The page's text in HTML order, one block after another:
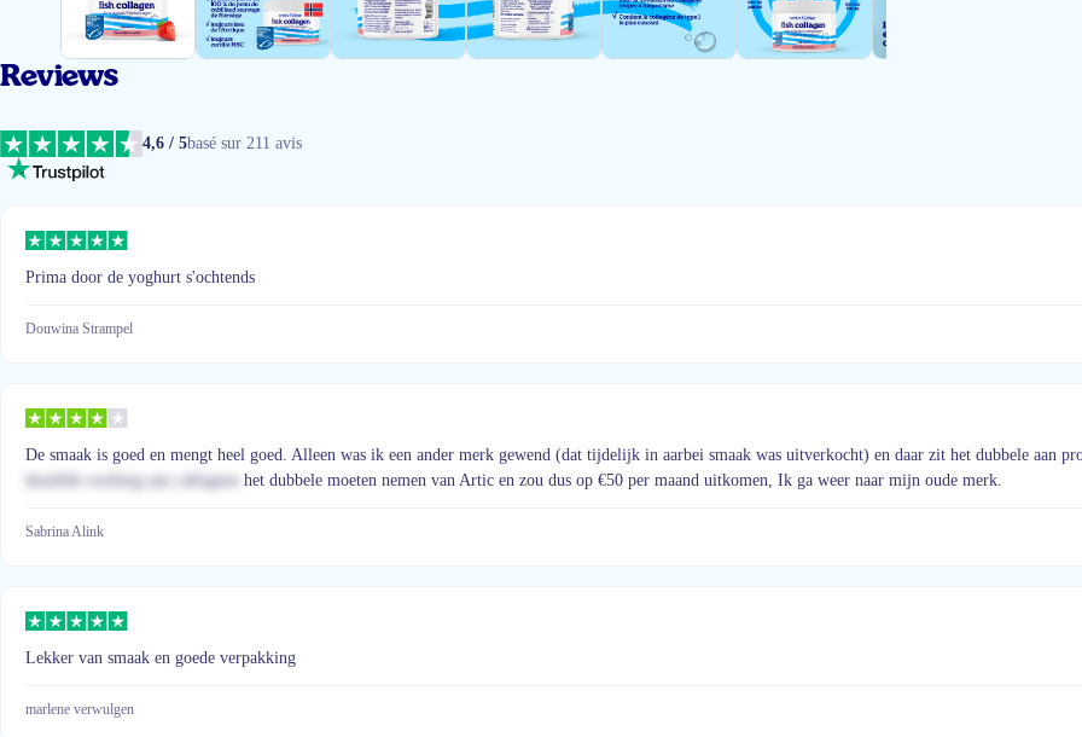
Reviews
4,6 / 5basé sur 211 avis
Prima door de yoghurt s'ochtends
Douwina Strampel
De smaak is goed en mengt heel goed. Alleen was ik een ander merk gewend (dat tijdelijk in aarbei smaak was uitverkocht) en daar zit het dubbele
dezelfde werking aan callogeen
het dubbele moeten nemen van Artic en zou dus op €50 per maand uitkomen, Ik ga weer naar mijn oude merk.
Sabrina Alink
Lekker van smaak en goede verpakking
marlene verwulgen